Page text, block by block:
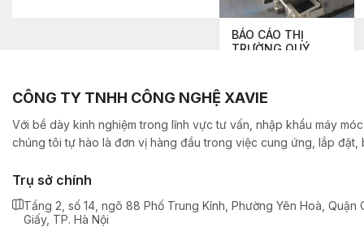
BÁO CÁO THỊ
TRƯỜNG QUÝ
CÔNG TY TNHH CÔNG NGHỆ XAVIE
Với bề dày kinh nghiệm trong lĩnh vực tư vấn, nhập khẩu máy
chúng tôi tự hào là đơn vị hàng đầu trong việc cung ứng, lắp đặt,
Trụ sở chính
Tầng 2, số 14, ngõ 88 Phố Trung Kính, Phường Yên Hoà, Quận
Giấy, TP. Hà Nội